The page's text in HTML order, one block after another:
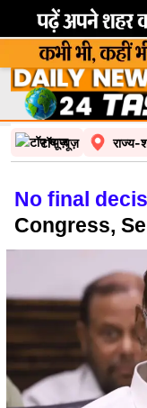
टॉप न्यूज़ राज्य-
No final
Congress,